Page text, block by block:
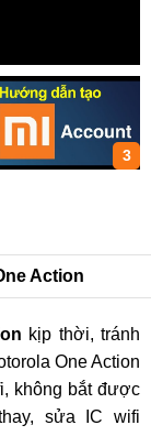
3
Action
kịp thời, tránh
One Action
không bắt được
sửa IC wifi